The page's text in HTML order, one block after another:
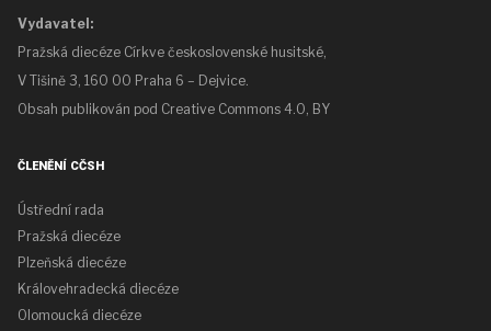
Vydavatel:
Pražská diecéze Církve československé husitské,
V Tišině 3, 160 00 Praha 6 – Dejvice.
Obsah publikován pod Creative Commons 4.0, BY
ČLENĚNÍ CČSH
Ústřední rada
Pražská diecéze
Plzeňská diecéze
Královehradecká diecéze
Olomoucká diecéze